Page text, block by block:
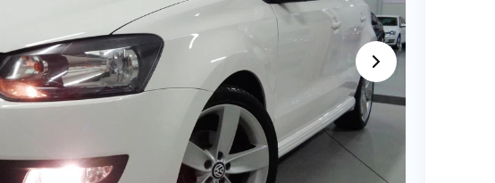
EV’s/Hybrides
Bekijk alle electrische auto’s
Bedrijfswagens
Bekijk alle bedrijfswagens
Budgetwagens
Bekijk alle budgetwagens
(2000+ auto's)
BMW
(2000+ auto's)
Particulier
Vragen over particulier
Jouw aanvraag
Vragen over jouw aanvraag
Leasevormen
Vragen over leasevormen